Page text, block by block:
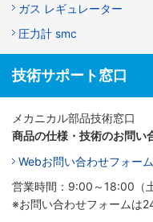
ガス レギュレーター
圧力計 smc
技術サポート窓口
メカニカル部品技術窓口
商品の仕様・技術のお問い
Webお問い合わせフォーム
営業時間：9:00～18:00（
※お問い合わせフォームは